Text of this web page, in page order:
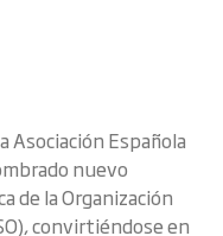
Asociación Española
nuevo
de la Organización
convirtiéndose en